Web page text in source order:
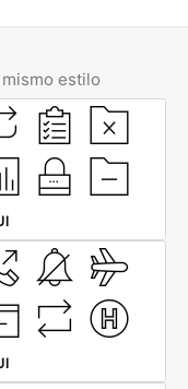
estilo